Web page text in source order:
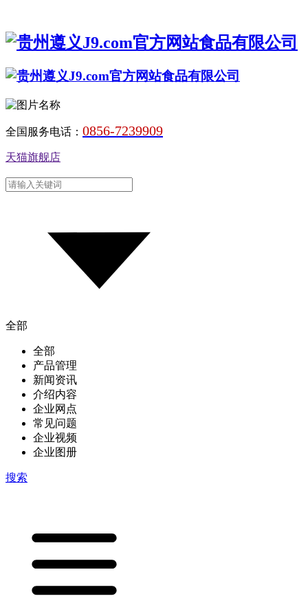
全国服务电话： 0856-7239909
天猫旗舰店
全部
全部
产品管理
新闻资讯
介绍内容
企业网点
常见问题
企业视频
企业图册
搜索